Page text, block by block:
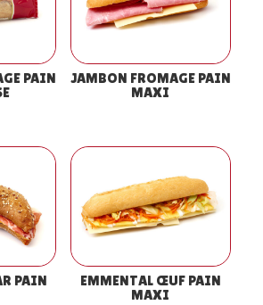
PAIN
JAMBON FROMAGE PAIN
MAXI
PAIN
EMMENTAL ŒUF PAIN
MAXI